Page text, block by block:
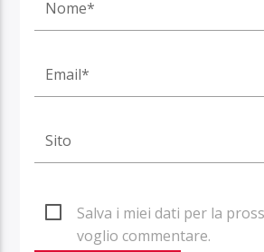
Salva i miei dati per la
voglio commentare.